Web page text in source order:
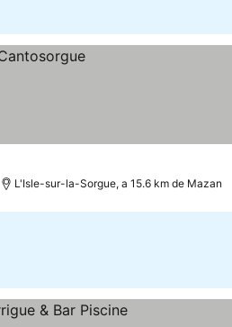
L'Isle-sur-la-Sorgue, a 15.6 km de Mazan